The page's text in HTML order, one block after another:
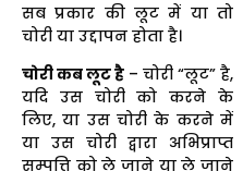
सब प्रकार की लूट में या तो
चोरी या उद्दापन होता है।
चोरी कब लूट है – चोरी “लूट” है,
यदि उस चोरी को करने के
लिए, या उस चोरी के करने में
या उस चोरी द्वारा अभिप्राप्त
सम्पत्ति को ले जाने या ले जाने